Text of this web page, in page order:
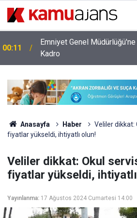
00:11
Emniyet Genel
Kadro
Anasayfa Haber
Veliler dikkat:
fiyatlar yükseldi, ihtiyatlı olun!
Veliler dikkat: Okul
fiyatlar yükseldi,
Yayınlanma: 17 Ağustos 2024 Cumartesi 14:00